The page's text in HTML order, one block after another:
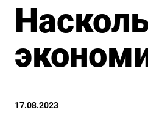
17.08.2023